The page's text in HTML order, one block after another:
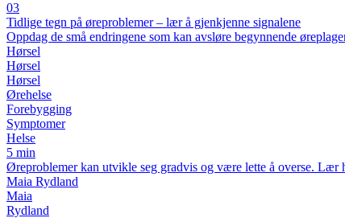
03
Tidlige tegn på øreproblemer – lær å gjenkjenne signalene
Oppdag de små endringene som kan avsløre begynnende
Hørsel
Hørsel
Hørsel
Ørehelse
Forebygging
Symptomer
Helse
5 min
Øreproblemer kan utvikle seg gradvis og være lette å overse. Lær
Maia Rydland
Maia
Rydland